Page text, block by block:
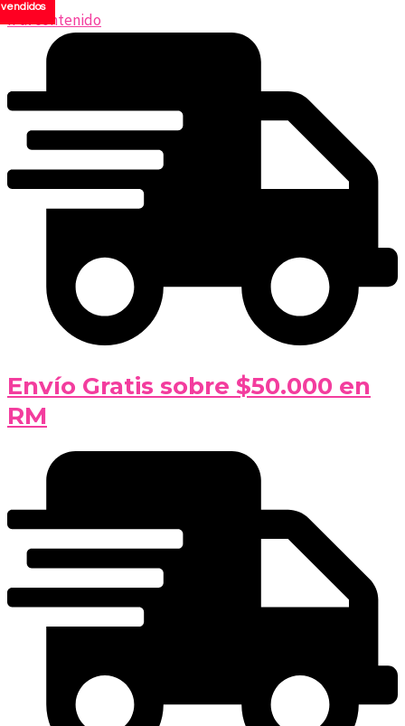
Ir al contenido
Envío Gratis sobre $50.000 en
RM
vendidos